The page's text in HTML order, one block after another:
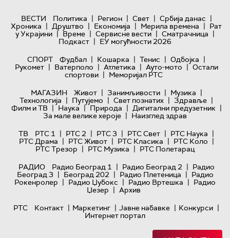
ВЕСТИ Политика | Регион | Свет | Србија данас |
Хроника | Друштво | Економија | Мерила времена | Рат
у Украјини | Време | Сервисне вести | Сматрачница |
Подкаст | ЕУ могућности 2026
СПОРТ
Фудбал | Кошарка | Тенис | Одбојка |
Рукомет | Ватерполо | Атлетика | Ауто-мото | Остали
спортови | Меморијал РТС
МАГАЗИН
Живот | Занимљивости | Музика |
Технологијa | Путујемо | Свет познатих | Здравље |
Филм и ТВ | Наука | Природа | Дигитални предузетник |
За мале велике хероје | Наизглед здрав
ТВ
РТС 1 | РТС 2 | РТС 3 | РТС Свет | РТС Наука |
РТС Драма | РТС Живот | РТС Класика | РТС Коло |
РТС Трезор | РТС Музика | РТС Полетарац
РАДИО
Радио Београд 1 | Радио Београд 2 | Радио
Београд 3 | Београд 202 | Радио Плетеница | Радио
Рокенролер | Радио Џубокс | Радио Вртешка | Радио
Џезер | Архив
РТС
Контакт | Маркетинг | Јавне набавке | Конкурси |
Интернет портал